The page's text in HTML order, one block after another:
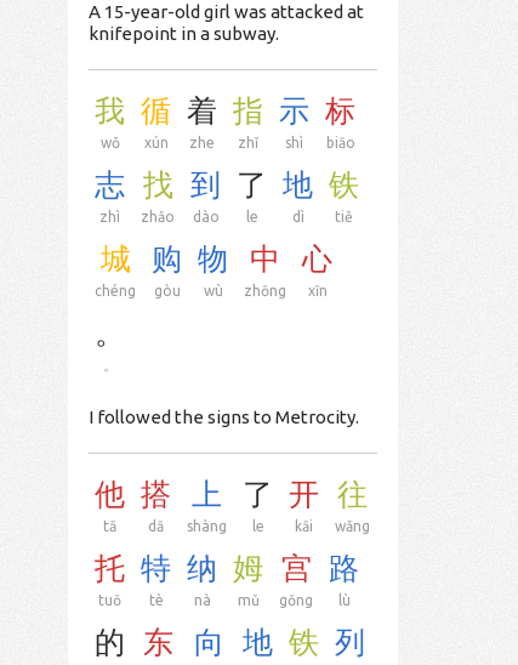
A 15-year-old girl was attacked at
knifepoint in a subway.
我
wǒ
循
xún
着
zhe
指
zhǐ
示
shì
标
biāo
志
zhì
找
zhǎo
到
dào
了
le
地
dì
铁
tiě
城
chéng
购
gòu
物
wù
中
zhōng
心
xīn
。
I followed the signs to Metrocity.
他
tā
搭
dā
上
shàng
了
le
开
kāi
往
wǎng
托
tuō
特
tè
纳
nà
姆
mǔ
宫
gōng
路
lù
的 东 向 地 铁 列